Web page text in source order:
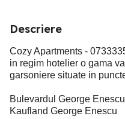
Descriere
Cozy Apartments -
in regim hotelier o gama
garsoniere situate in
Bulevardul George
Kaufland George Enescu